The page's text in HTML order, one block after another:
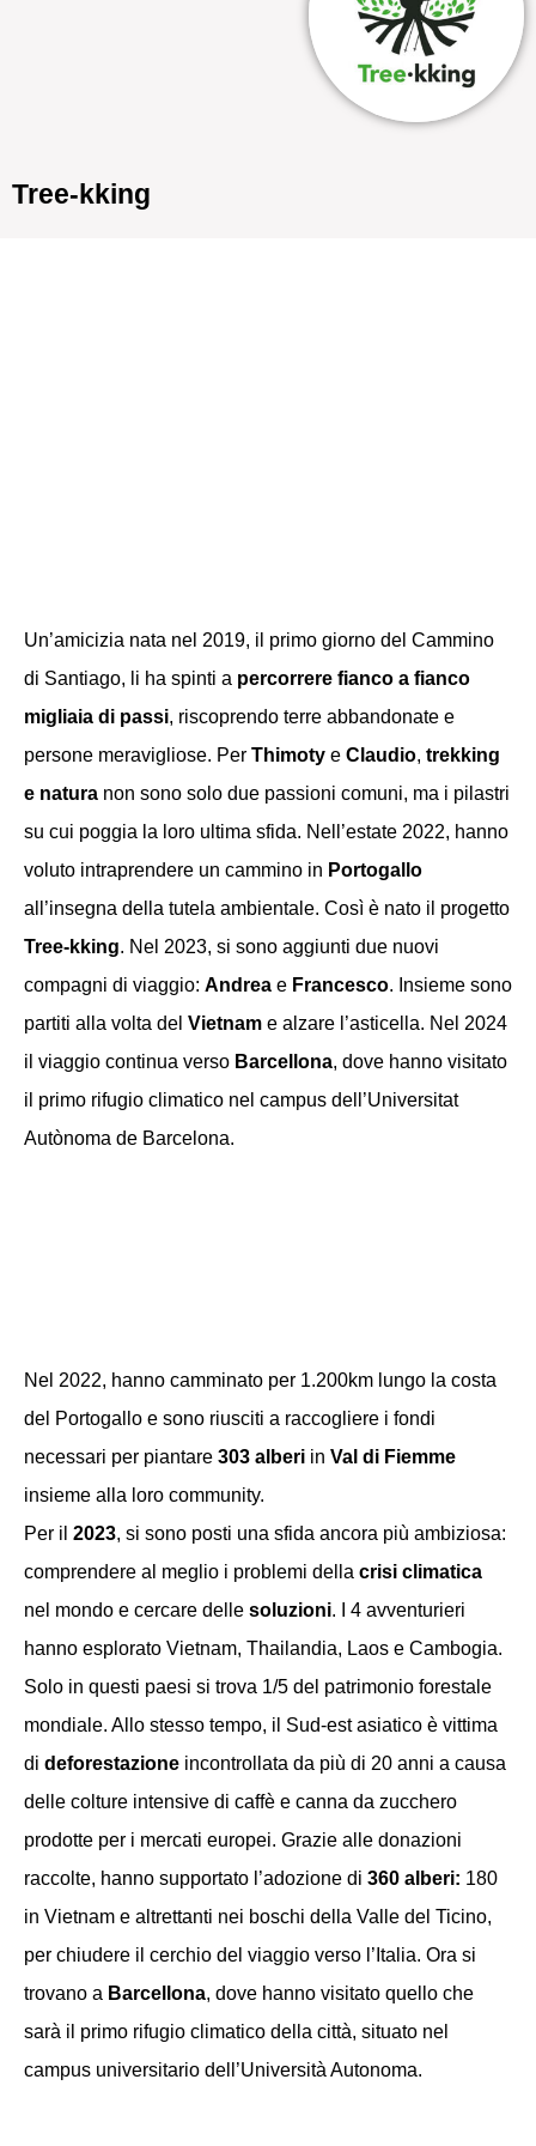
Tree-kking
Un’amicizia nata nel 2019, il primo giorno del Cammino
di Santiago, li ha spinti a percorrere fianco a fianco
migliaia di passi, riscoprendo terre abbandonate e
persone meravigliose. Per Thimoty e Claudio, trekking
e natura non sono solo due passioni comuni, ma i pilastri
su cui poggia la loro ultima sfida. Nell’estate 2022, hanno
voluto intraprendere un cammino in Portogallo
all’insegna della tutela ambientale. Così è nato il progetto
Tree-kking. Nel 2023, si sono aggiunti due nuovi
compagni di viaggio: Andrea e Francesco. Insieme sono
partiti alla volta del Vietnam e alzare l’asticella. Nel 2024
il viaggio continua verso Barcellona, dove hanno visitato
il primo rifugio climatico nel campus dell’Universitat
Autònoma de Barcelona.
Nel 2022, hanno camminato per 1.200km lungo la costa
del Portogallo e sono riusciti a raccogliere i fondi
necessari per piantare 303 alberi in Val di Fiemme
insieme alla loro community.
Per il 2023, si sono posti una sfida ancora più ambiziosa:
comprendere al meglio i problemi della crisi climatica
nel mondo e cercare delle soluzioni. I 4 avventurieri
hanno esplorato Vietnam, Thailandia, Laos e Cambogia.
Solo in questi paesi si trova 1/5 del patrimonio forestale
mondiale. Allo stesso tempo, il Sud-est asiatico è vittima
di deforestazione incontrollata da più di 20 anni a causa
delle colture intensive di caffè e canna da zucchero
prodotte per i mercati europei. Grazie alle donazioni
raccolte, hanno supportato l’adozione di 360 alberi: 180
in Vietnam e altrettanti nei boschi della Valle del Ticino,
per chiudere il cerchio del viaggio verso l’Italia. Ora si
trovano a Barcellona, dove hanno visitato quello che
sarà il primo rifugio climatico della città, situato nel
campus universitario dell’Università Autonoma.